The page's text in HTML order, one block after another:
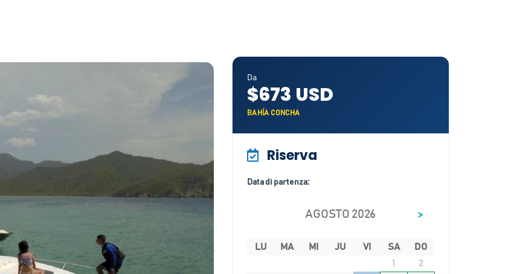
Da
$673 USD
BAHÍA CONCHA
Riserva
Data di partenza:
AGOSTO 2026 >
LU MA MI JU VI SA
DO
1
2